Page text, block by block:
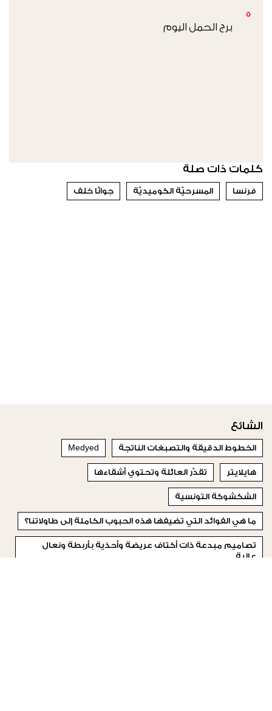
5
برج الحمل اليوم
كلمات ذات صلة
فرنسا المسرحيّة الكوميديّة جوانّا خلف
الشائع
الخطوط الدقيقة والتصبغات الناتجة Medyed
هايلايتر تقدّر العائلة وتحتوي أشقاءها
الشكشوكة التونسية
ما هي الفوائد التي تضيفها هذه الحبوب الكاملة إلى طاولاتنا؟
تصاميم مبدعة ذات أكتاف عريضة وأحذية بأربطة ونعال
عالية